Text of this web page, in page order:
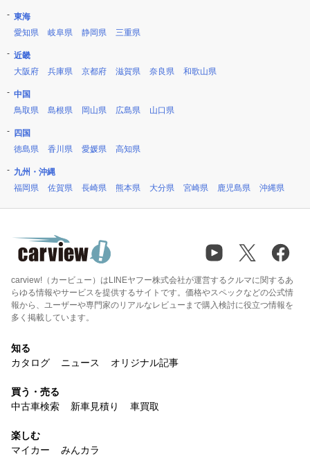
東海
愛知県
岐阜県 静岡県 三重県
近畿
大阪府
兵庫県 京都府 滋賀県 奈良県 和歌山県
中国
鳥取県
島根県 岡山県 広島県 山口県
四国
徳島県
香川県 愛媛県 高知県
九州・沖縄
福岡県
佐賀県 長崎県 熊本県 大分県 宮崎県 鹿児島県 沖縄県
carview!（カービュー）はLINEヤフー株式会社が運営するクルマに関するあ
らゆる情報やサービスを提供するサイトです。価格やスペックなどの公式情
報から、ユーザーや専門家のリアルなレビューまで購入検討に役立つ情報を
多く掲載しています。
知る
カタログ
ニュース オリジナル記事
買う・売る
中古車検索
新車見積り 車買取
楽しむ
マイカー
みんカラ